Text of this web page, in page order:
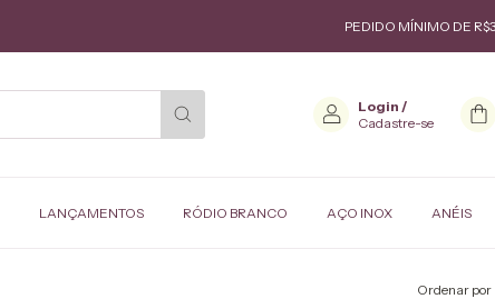
PEDIDO MÍNIMO DE R$300
Login /
Cadastre-se
LANÇAMENTOS RÓDIO BRANCO AÇO INOX ANÉIS
Ordenar por